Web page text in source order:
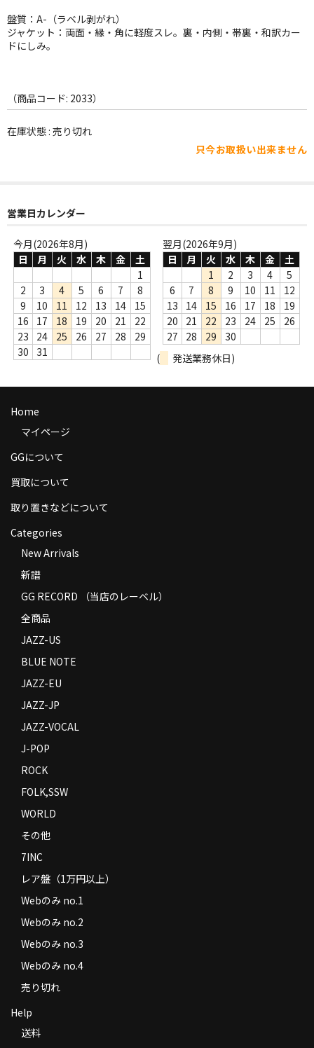
J-POP
ROCK
WORLD
その他
Webのみ no.2
Webのみ no.3
Webのみ no.4
売り切れ
商品の発送
お支払い方法
Privacy Policy
特定商取引法に基づく表示
盤質：A-（ラベル剥がれ）
ジャケット：両面・縁・角に軽度スレ。裏・内側・帯裏・和訳カー
ドにしみ。
（商品コード: 2033）
在庫状態 : 売り切れ
只今お取扱い出来ません
営業日カレンダー
今月(2026年8月)
日
月 火 水 木 金
土
1
2
3 4 5 6 7
8
9
10 11 12 13 14
15
16
17 18 19 20 21
22
23
24 25 26 27 28
29
30
31
翌月(2026年9月)
日
月 火 水 木 金
土
1
2 3 4
5
6
7 8 9 10 11
12
13
14 15 16 17 18
19
20
21 22 23 24 25
26
27
28 29
30
(
発送業務休日)
Home
マイページ
GGについて
買取について
取り置きなどについて
Categories
New Arrivals
新譜
GG RECORD （当店のレーベル）
全商品
JAZZ-US
BLUE NOTE
JAZZ-EU
JAZZ-JP
JAZZ-VOCAL
J-POP
ROCK
FOLK,SSW
WORLD
その他
7INC
レア盤（1万円以上）
Webのみ no.1
Webのみ no.2
Webのみ no.3
Webのみ no.4
売り切れ
Help
送料